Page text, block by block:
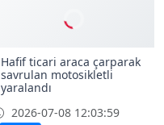
Hafif ticari araca çarparak
savrulan motosikletli
yaralandı
2026-07-08 12:03:59